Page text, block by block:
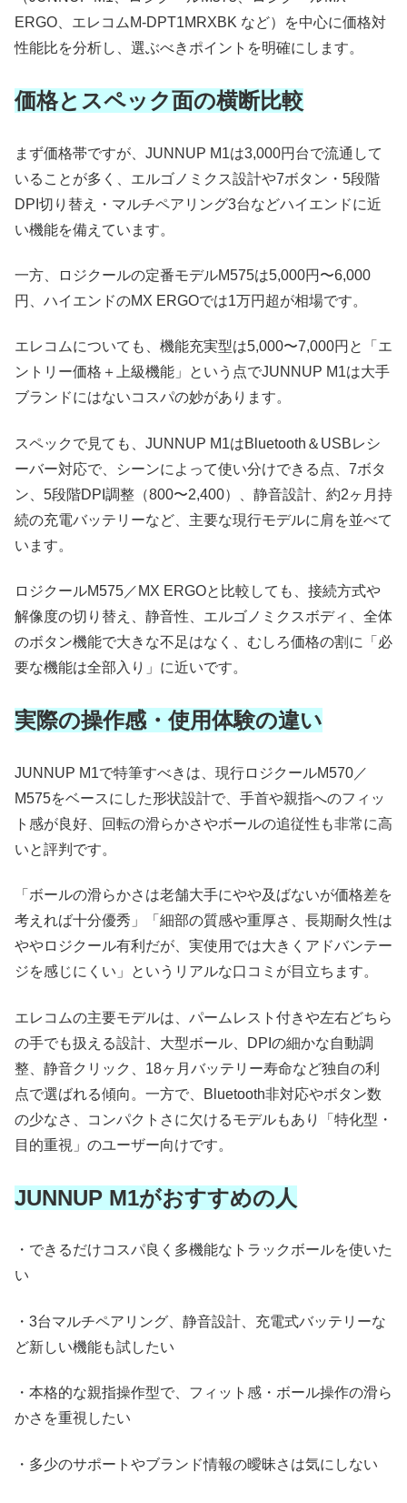
ERGO、エレコムM-DPT1MRXBK など）を中心に価格対
性能比を分析し、選ぶべきポイントを明確にします。
価格とスペック面の横断比較
まず価格帯ですが、JUNNUP M1は3,000円台で流通して
いることが多く、エルゴノミクス設計や7ボタン・5段階
DPI切り替え・マルチペアリング3台などハイエンドに近
い機能を備えています。
一方、ロジクールの定番モデルM575は5,000円〜6,000
円、ハイエンドのMX ERGOでは1万円超が相場です。
エレコムについても、機能充実型は5,000〜7,000円と「エ
ントリー価格＋上級機能」という点でJUNNUP M1は大手
ブランドにはないコスパの妙があります。
スペックで見ても、JUNNUP M1はBluetooth＆USBレシ
ーバー対応で、シーンによって使い分けできる点、7ボタ
ン、5段階DPI調整（800〜2,400）、静音設計、約2ヶ月持
続の充電バッテリーなど、主要な現行モデルに肩を並べて
います。
ロジクールM575／MX ERGOと比較しても、接続方式や
解像度の切り替え、静音性、エルゴノミクスボディ、全体
のボタン機能で大きな不足はなく、むしろ価格の割に「必
要な機能は全部入り」に近いです。
実際の操作感・使用体験の違い
JUNNUP M1で特筆すべきは、現行ロジクールM570／
M575をベースにした形状設計で、手首や親指へのフィッ
ト感が良好、回転の滑らかさやボールの追従性も非常に高
いと評判です。
「ボールの滑らかさは老舗大手にやや及ばないが価格差を
考えれば十分優秀」「細部の質感や重厚さ、長期耐久性は
ややロジクール有利だが、実使用では大きくアドバンテー
ジを感じにくい」というリアルな口コミが目立ちます。
エレコムの主要モデルは、パームレスト付きや左右どちら
の手でも扱える設計、大型ボール、DPIの細かな自動調
整、静音クリック、18ヶ月バッテリー寿命など独自の利
点で選ばれる傾向。一方で、Bluetooth非対応やボタン数
の少なさ、コンパクトさに欠けるモデルもあり「特化型・
目的重視」のユーザー向けです。
JUNNUP M1がおすすめの人
・できるだけコスパ良く多機能なトラックボールを使いた
い
・3台マルチペアリング、静音設計、充電式バッテリーな
ど新しい機能も試したい
・本格的な親指操作型で、フィット感・ボール操作の滑ら
かさを重視したい
・多少のサポートやブランド情報の曖昧さは気にしない